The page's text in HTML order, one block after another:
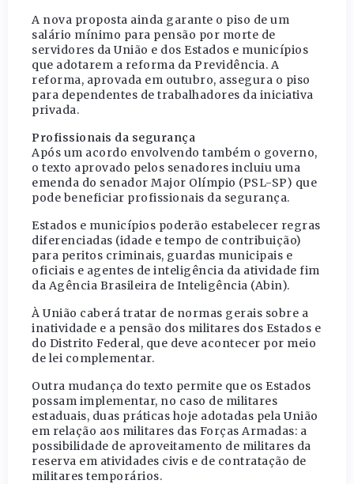
A nova proposta ainda garante o piso de um
salário mínimo para pensão por morte de
servidores da União e dos Estados e municípios
que adotarem a reforma da Previdência. A
reforma, aprovada em outubro, assegura o piso
para dependentes de trabalhadores da iniciativa
privada.
Profissionais da segurança
Após um acordo envolvendo também o governo,
o texto aprovado pelos senadores incluiu uma
emenda do senador Major Olímpio (PSL-SP) que
pode beneficiar profissionais da segurança.
Estados e municípios poderão estabelecer regras
diferenciadas (idade e tempo de contribuição)
para peritos criminais, guardas municipais e
oficiais e agentes de inteligência da atividade fim
da Agência Brasileira de Inteligência (Abin).
À União caberá tratar de normas gerais sobre a
inatividade e a pensão dos militares dos Estados e
do Distrito Federal, que deve acontecer por meio
de lei complementar.
Outra mudança do texto permite que os Estados
possam implementar, no caso de militares
estaduais, duas práticas hoje adotadas pela União
em relação aos militares das Forças Armadas: a
possibilidade de aproveitamento de militares da
reserva em atividades civis e de contratação de
militares temporários.